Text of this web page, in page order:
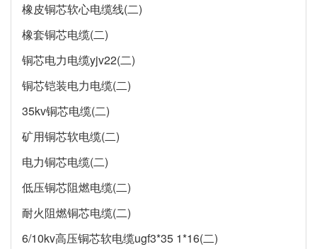
橡皮铜芯软心电缆线(二)
橡套铜芯电缆(二)
铜芯电力电缆yjv22(二)
铜芯铠装电力电缆(二)
35kv铜芯电缆(二)
矿用铜芯软电缆(二)
电力铜芯电缆(二)
低压铜芯阻燃电缆(二)
耐火阻燃铜芯电缆(二)
6/10kv高压铜芯软电缆ugf3*35 1*16(二)